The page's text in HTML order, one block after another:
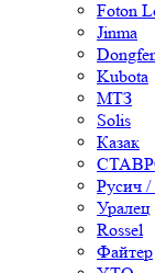
Foton
Jinma
Kubota
МТЗ
Solis
Казак
Русич /
Уралец
Rossel
Файтер